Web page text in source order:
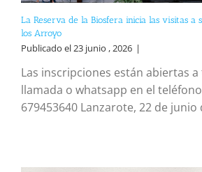
La Reserva de la Biosfera inicia las visitas a
los Arroyo
Publicado el 23 junio , 2026 |
Las inscripciones están abiertas a
llamada o whatsapp en el
679453640 Lanzarote, 22 de junio